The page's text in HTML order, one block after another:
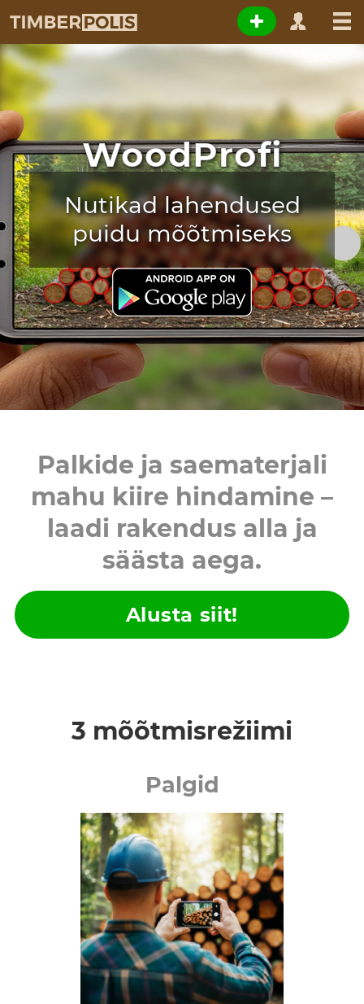
WoodProfi
Nutikad lahendused
puidu mõõtmiseks
Palkide ja saematerjali
mahu kiire hindamine –
laadi rakendus alla ja
säästa aega.
Alusta siit!
3 mõõtmisrežiimi
Palgid